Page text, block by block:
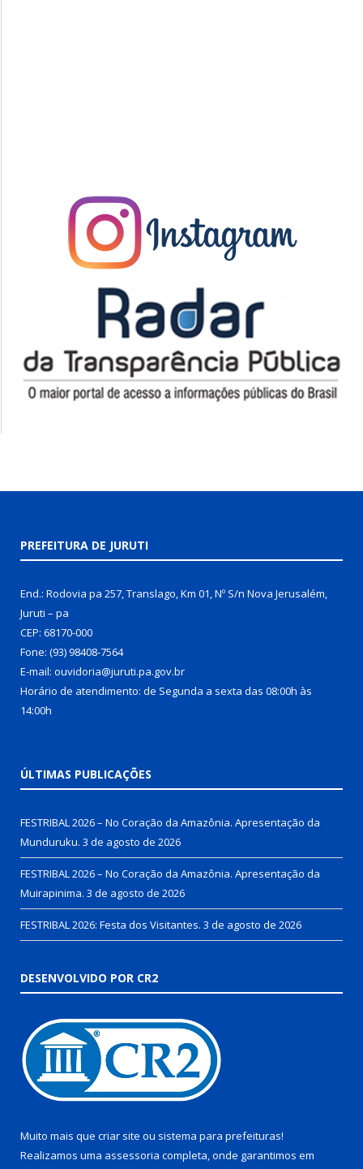
PREFEITURA DE JURUTI
End.: Rodovia pa 257, Translago, Km 01, Nº S/n Nova Jerusalém,
Juruti – pa
CEP: 68170-000
Fone: (93) 98408-7564
E-mail: ouvidoria@juruti.pa.gov.br
Horário de atendimento: de Segunda a sexta das 08:00h às
14:00h
ÚLTIMAS PUBLICAÇÕES
FESTRIBAL 2026 – No Coração da Amazônia. Apresentação da
Munduruku. 3 de agosto de 2026
FESTRIBAL 2026 – No Coração da Amazônia. Apresentação da
Muirapinima. 3 de agosto de 2026
FESTRIBAL 2026: Festa dos Visitantes. 3 de agosto de 2026
DESENVOLVIDO POR CR2
Muito mais que criar site ou sistema para prefeituras!
Realizamos uma assessoria completa, onde garantimos em